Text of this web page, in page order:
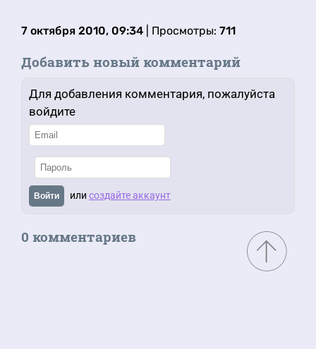
7 октября 2010, 09:34 | Просмотры: 711
Добавить новый комментарий
Для добавления комментария, пожалуйста
войдите
Войти или создайте аккаунт
0 комментариев